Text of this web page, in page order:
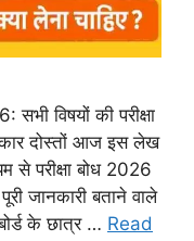
विषयों की परीक्षा
दोस्तों आज इस लेख
परीक्षा बोध 2026
जानकारी बताने वाले
के छात्र … Read